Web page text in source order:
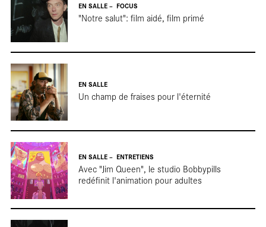
EN SALLE FOCUS
"Notre salut": film aidé, film primé
EN SALLE
Un champ de fraises pour l'éternité
EN SALLE ENTRETIENS
Avec "Jim Queen", le studio Bobbypills
redéfinit l'animation pour adultes